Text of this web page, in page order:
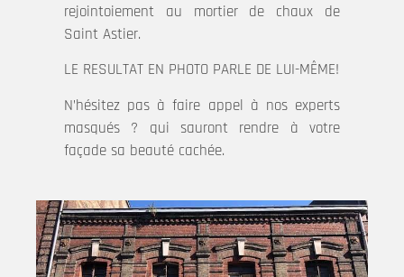
rejointoiement au mortier de chaux de
Saint Astier.
LE RESULTAT EN PHOTO PARLE DE LUI-MÊME!
N’hésitez pas à faire appel à nos experts
masqués ? qui sauront rendre à votre
façade sa beauté cachée.